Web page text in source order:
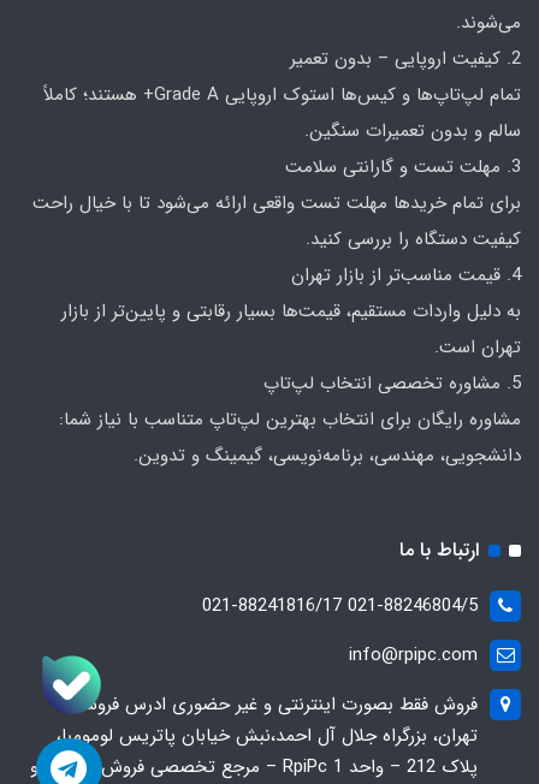
می‌شوند.
2. کیفیت اروپایی – بدون تعمیر
تمام لپ‌تاپ‌ها و کیس‌ها استوک اروپایی Grade A+ هستند؛ کاملاً
سالم و بدون تعمیرات سنگین.
3. مهلت تست و گارانتی سلامت
برای تمام خریدها مهلت تست واقعی ارائه می‌شود تا با خیال راحت
کیفیت دستگاه را بررسی کنید.
4. قیمت مناسب‌تر از بازار تهران
به دلیل واردات مستقیم، قیمت‌ها بسیار رقابتی و پایین‌تر از بازار
تهران است.
5. مشاوره تخصصی انتخاب لپ‌تاپ
مشاوره رایگان برای انتخاب بهترین لپ‌تاپ متناسب با نیاز شما:
دانشجویی، مهندسی، برنامه‌نویسی، گیمینگ و تدوین.
ارتباط با ما
021-88246804/5 021-88241816/17
info@rpipc.com
فروش فقط بصورت اینترنتی و غیر حضوری ادرس فروشگاه
تهران، بزرگراه جلال آل احمد،نبش خیابان پاتریس لومومبا،
پلاک 212 – واحد 1 RpiPc – مرجع تخصصی فروش لپ‌تاپ و